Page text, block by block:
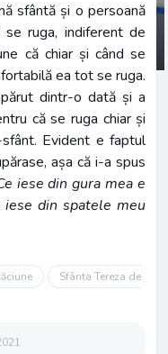
sfântă și o persoană
se ruga, indiferent de
că chiar și când se
ea tot se ruga.
dintr-o dată și a
că se ruga chiar și
Evident e faptul
așa că i-a spus
iese din gura mea e
iese din spatele meu
Sfânta Tereza de